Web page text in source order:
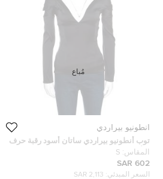
أنطونيو بيراردي
توب أنطونيو بيراردي ساتان أسود رقبة حرف
V أكتاف مكشوفة Sالمقاس: S
602 SAR
السعر المبدئي: 2,113 SAR
مُباع